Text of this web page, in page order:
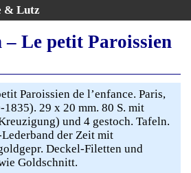
& Lutz
Le petit Paroissien
Paroissien de l’enfance. Paris,
29 x 20 mm. 80 S. mit
und 4 gestoch. Tafeln.
der Zeit mit
Deckel-Filetten und
Goldschnitt.